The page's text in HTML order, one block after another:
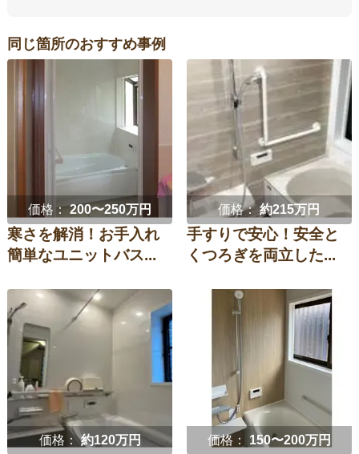
同じ箇所のおすすめ事例
価格：200〜250万円
寒さを解消！お手入れ
簡単なユニットバス...
価格：約215万円
手すりで安心！安全と
くつろぎを両立した...
価格：約120万円 価格： 150〜200万円